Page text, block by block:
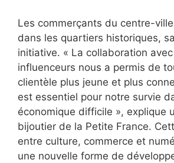
Les commerçants du centre-
dans les quartiers historiques,
initiative. « La collaboration
influenceurs nous a permis de
clientèle plus jeune et plus
est essentiel pour notre survie
économique difficile », explique
bijoutier de la Petite France.
entre culture, commerce et
une nouvelle forme de